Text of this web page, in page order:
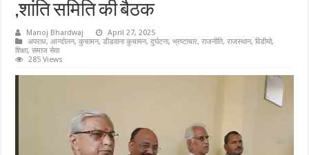
,शांति समिति की बैठक
Manoj Bhardwaj
April 27, 2025
अपराध,आन्दोलन,कुचामन,डीडवाना कुचामन,दुर्घटना,भ्रष्टाचार,राजनीति,राजस्थान,विडीयो,
शिक्षा,समाज सेवा
285 Views